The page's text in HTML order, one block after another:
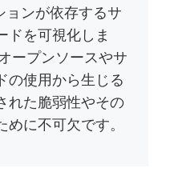
ョンが依存するサ
ドを可視化しま
ープンソースやサ
の使用から生じる
れた脆弱性やその
に不可欠です。